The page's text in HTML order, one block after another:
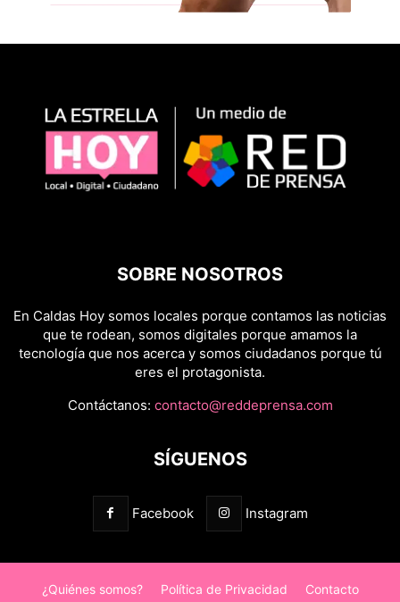
SOBRE NOSOTROS
En Caldas Hoy somos locales porque contamos las noticias
que te rodean, somos digitales porque amamos la
tecnología que nos acerca y somos ciudadanos porque tú
eres el protagonista.
Contáctanos: contacto@reddeprensa.com
SÍGUENOS
Facebook Instagram
¿Quiénes somos? Política de Privacidad Contacto